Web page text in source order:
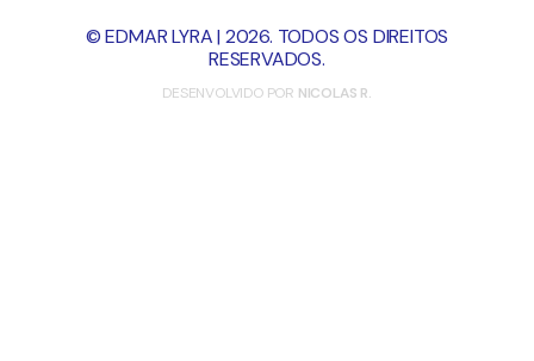
© EDMAR LYRA | 2026. TODOS OS DIREITOS
RESERVADOS.
DESENVOLVIDO POR NICOLAS R.